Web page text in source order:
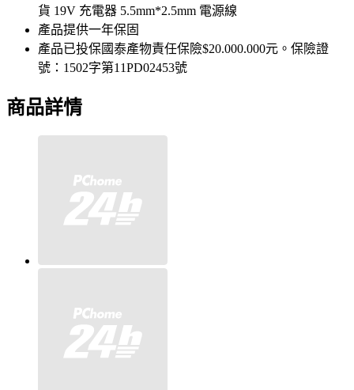
貨 19V 充電器 5.5mm*2.5mm 電源線
產品提供一年保固
產品已投保國泰產物責任保險$20.000.000元。保險證
號：1502字第11PD02453號
商品詳情